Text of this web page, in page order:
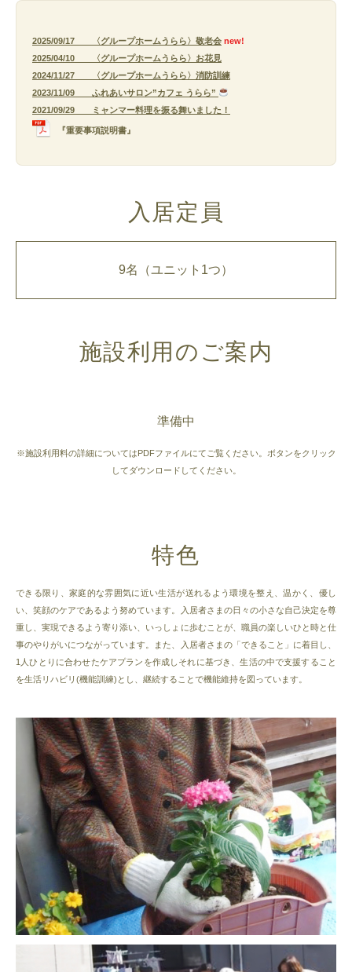
2025/09/17 〈グループホームうらら〉敬老会 new!
2025/04/10 〈グループホームうらら〉お花見
2024/11/27 〈グループホームうらら〉消防訓練
2023/11/09 ふれあいサロン”カフェ うらら”
2021/09/29 ミャンマー料理を振る舞いました！
『重要事項説明書』
入居定員
9名（ユニット1つ）
施設利用のご案内
準備中
※施設利用料の詳細についてはPDFファイルにてご覧ください。ボタンをクリック
してダウンロードしてください。
特色
できる限り、家庭的な雰囲気に近い生活が送れるよう環境を整え、温かく、優し
い、笑顔のケアであるよう努めています。入居者さまの日々の小さな自己決定を尊
重し、実現できるよう寄り添い、いっしょに歩むことが、職員の楽しいひと時と仕
事のやりがいにつながっています。また、入居者さまの「できること」に着目し、
1人ひとりに合わせたケアプランを作成しそれに基づき、生活の中で支援すること
を生活リハビリ(機能訓練)とし、継続することで機能維持を図っています。